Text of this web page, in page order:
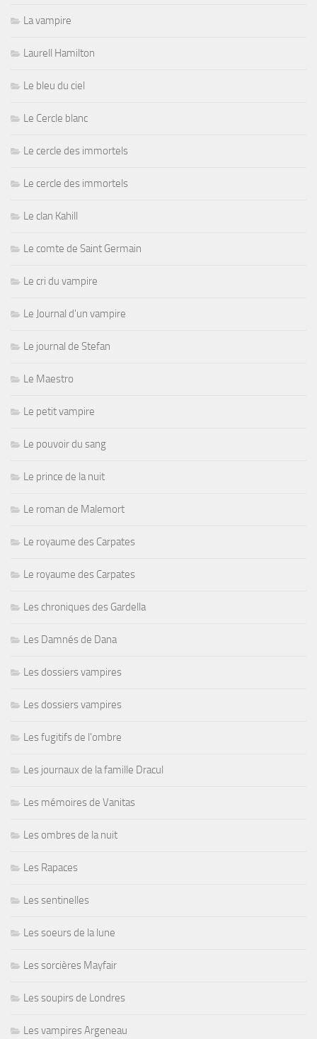
La vampire
Laurell Hamilton
Le bleu du ciel
Le Cercle blanc
Le cercle des immortels
Le cercle des immortels
Le clan Kahill
Le comte de Saint Germain
Le cri du vampire
Le Journal d'un vampire
Le journal de Stefan
Le Maestro
Le petit vampire
Le pouvoir du sang
Le prince de la nuit
Le roman de Malemort
Le royaume des Carpates
Le royaume des Carpates
Les chroniques des Gardella
Les Damnés de Dana
Les dossiers vampires
Les dossiers vampires
Les fugitifs de l'ombre
Les journaux de la famille Dracul
Les mémoires de Vanitas
Les ombres de la nuit
Les Rapaces
Les sentinelles
Les soeurs de la lune
Les sorcières Mayfair
Les soupirs de Londres
Les vampires Argeneau